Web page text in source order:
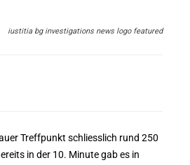
iustitia bg investigations news logo featured
Treffpunkt schliesslich rund 250
in der 10. Minute gab es in